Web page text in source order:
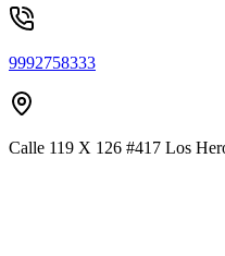
9992758333
Calle 119 X 126 #417 Los